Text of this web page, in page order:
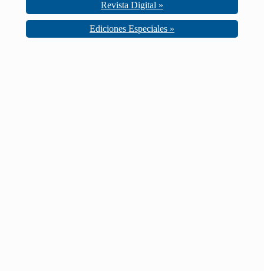
Revista Digital »
Ediciones Especiales »